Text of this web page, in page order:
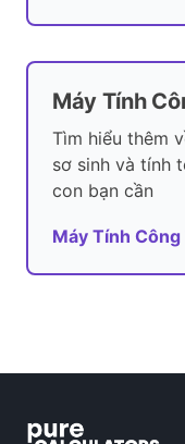
Máy Tính
Tìm hiểu thêm
sơ sinh và tính
con bạn cần
Máy Tính